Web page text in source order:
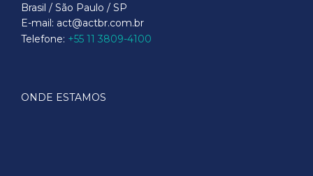
Brasil / São Paulo / SP
E-mail: act@actbr.com.br
Telefone: +55 11 3809-4100
ONDE ESTAMOS